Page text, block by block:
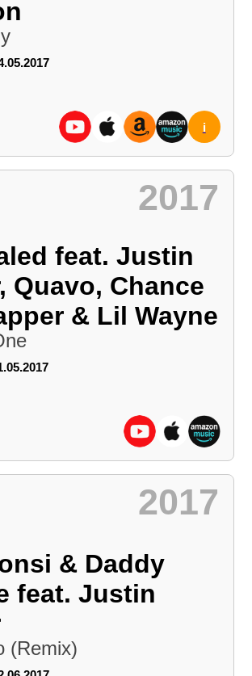
i
2017
feat. Justin
Quavo, Chance
& Lil Wayne
2017
& Daddy
feat. Justin
(Remix)